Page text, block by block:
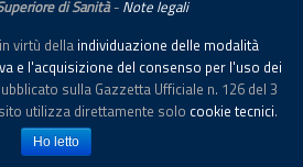
di Sanità- Note legali
Powered byTempera& WordPress.
virtù della individuazione delle modalità
e l'acquisizione del consenso per l'uso dei
sulla Gazzetta Ufficiale n. 126 del 3
utilizza direttamente solo cookie tecnici.
Ho letto